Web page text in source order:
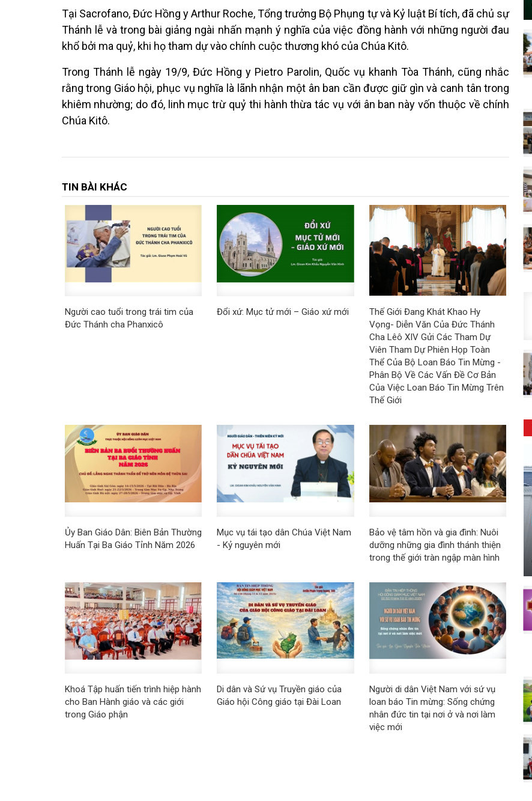
Tại Sacrofano, Đức Hồng y Arthur Roche, Tổng trưởng Bộ Phụng tự và Kỷ luật Bí tích, đã chủ sự
Thánh lễ và trong bài giảng ngài nhấn mạnh ý nghĩa của việc đồng hành với những người đau
khổ bởi ma quỷ, khi họ tham dự vào chính cuộc thương khó của Chúa Kitô.
Trong Thánh lễ ngày 19/9, Đức Hồng y Pietro Parolin, Quốc vụ khanh Tòa Thánh, cũng nhắc
rằng trong Giáo hội, phục vụ nghĩa là lãnh nhận một ân ban cần được giữ gìn và canh tân trong
khiêm nhường; do đó, linh mục trừ quỷ thi hành thừa tác vụ với ân ban này vốn thuộc về chính
Chúa Kitô.
TIN BÀI KHÁC
Người cao tuổi trong trái tim của
Đức Thánh cha Phanxicô
Đổi xứ: Mục tử mới – Giáo xứ mới
Thế Giới Đang Khát Khao Hy
Vọng- Diễn Văn Của Đức Thánh
Cha Lêô XIV Gửi Các Tham Dự
Viên Tham Dự Phiên Họp Toàn
Thể Của Bộ Loan Báo Tin Mừng -
Phân Bộ Về Các Vấn Đề Cơ Bản
Của Việc Loan Báo Tin Mừng Trên
Thế Giới
Ủy Ban Giáo Dân: Biên Bản Thường
Huấn Tại Ba Giáo Tỉnh Năm 2026
Mục vụ tái tạo dân Chúa Việt Nam
- Kỷ nguyên mới
Bảo vệ tâm hồn và gia đình: Nuôi
dưỡng những gia đình thánh thiện
trong thế giới tràn ngập màn hình
Khoá Tập huấn tiến trình hiệp hành
cho Ban Hành giáo và các giới
trong Giáo phận
Di dân và Sứ vụ Truyền giáo của
Giáo hội Công giáo tại Đài Loan
Người di dân Việt Nam với sứ vụ
loan báo Tin mừng: Sống chứng
nhân đức tin tại nơi ở và nơi làm
việc mới